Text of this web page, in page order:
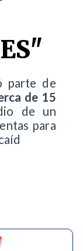
parte de
de 15
de un
para